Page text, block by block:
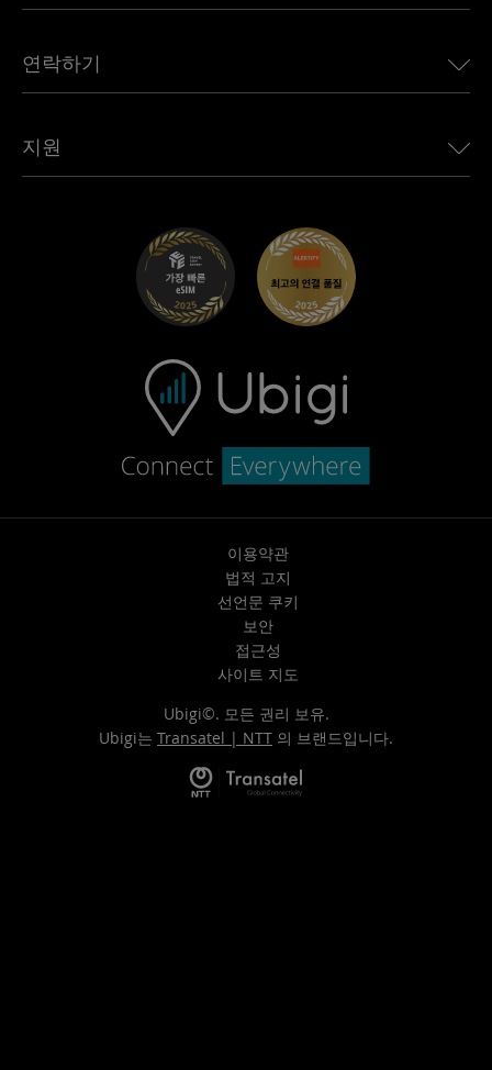
아프리카용 eSIM
모든 목적지 보기
Jeep용 Ubigi
Mini용 Ubigi
Maserati용 Ubigi
언론에 소개된 Ubigi
Ubigi 앱
연락하기
제휴 프로그램
지원
이용약관
법적 고지
선언문 쿠키
보안
접근성
사이트 지도
Ubigi©. 모든 권리 보유.
Ubigi는 Transatel | NTT 의 브랜드입니다.